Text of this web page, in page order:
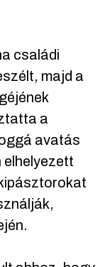
családi
majd a
a
avatás
elhelyezett